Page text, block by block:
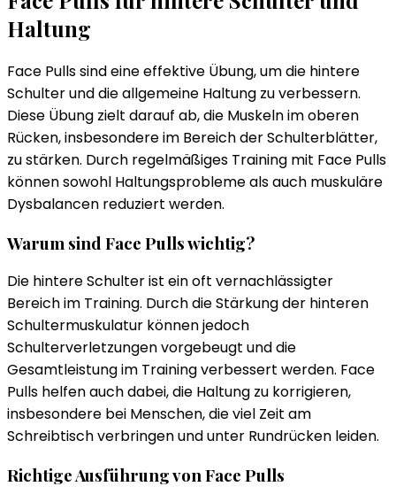
Haltung
Face Pulls sind eine effektive Übung, um die hintere
Schulter und die allgemeine Haltung zu verbessern.
Diese Übung zielt darauf ab, die Muskeln im oberen
Rücken, insbesondere im Bereich der Schulterblätter,
zu stärken. Durch regelmäßiges Training mit Face Pulls
können sowohl Haltungsprobleme als auch muskuläre
Dysbalancen reduziert werden.
Warum sind Face Pulls wichtig?
Die hintere Schulter ist ein oft vernachlässigter
Bereich im Training. Durch die Stärkung der hinteren
Schultermuskulatur können jedoch
Schulterverletzungen vorgebeugt und die
Gesamtleistung im Training verbessert werden. Face
Pulls helfen auch dabei, die Haltung zu korrigieren,
insbesondere bei Menschen, die viel Zeit am
Schreibtisch verbringen und unter Rundrücken leiden.
Richtige Ausführung von Face Pulls